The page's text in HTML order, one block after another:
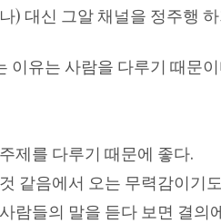
) 대신 그알 채널을 정주행
이유는 사람을 다루기 때문
제를 다루기 때문에 좋다.
같음에서 오는 무력감이기
람들의 말을 듣다 보면 결의